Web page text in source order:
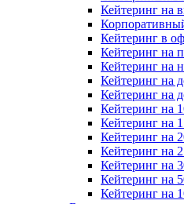
Кейтеринг на
Кейтеринг в
Кейтеринг на
Кейтеринг на
Кейтеринг на
Кейтеринг на
Кейтеринг на
Кейтеринг на
Кейтеринг на
Кейтеринг на
Кейтеринг на
Кейтеринг на
Кейтеринг на